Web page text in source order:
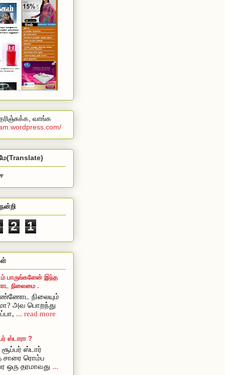
வாங்க
2 1
பாருங்களேன் இந்த
நிலைமை .
நிலையும்
அவ பொறந்து
... read more
ஸ்டாரா ?
ஸ்டார்
சாரை ரொம்ப
ஒரு தரமாவது ...